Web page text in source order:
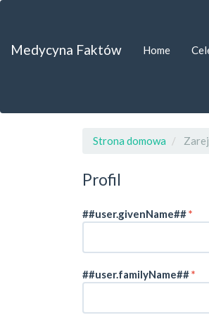
Medycyna Faktów Home
Strona domowa
Profil
##user.givenName##*
##user.familyName##*